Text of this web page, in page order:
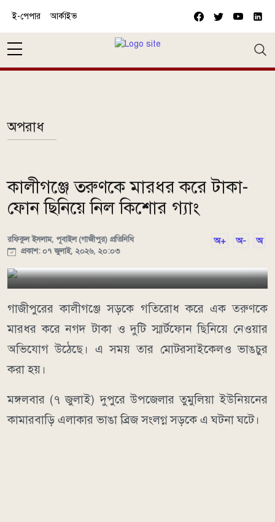
ই-পেপার আর্কাইভ
অপরাধ
কালীগঞ্জে তরুণকে মারধর করে টাকা-
ফোন ছিনিয়ে নিল কিশোর গ্যাং
রফিকুল ইসলাম, পূবাইল (গাজীপুর) প্রতিনিধি
প্রকাশ: ০৭ জুলাই, ২০২৬, ২০:০৩
অ+ অ- অ
গাজীপুরের কালীগঞ্জে সড়কে গতিরোধ করে এক তরুণকে
মারধর করে নগদ টাকা ও দুটি স্মার্টফোন ছিনিয়ে নেওয়ার
অভিযোগ উঠেছে। এ সময় তার মোটরসাইকেলও ভাঙচুর
করা হয়।
মঙ্গলবার (৭ জুলাই) দুপুরে উপজেলার তুমুলিয়া ইউনিয়নের
কামারবাড়ি এলাকার ভাঙা ব্রিজ সংলগ্ন সড়কে এ ঘটনা ঘটে।